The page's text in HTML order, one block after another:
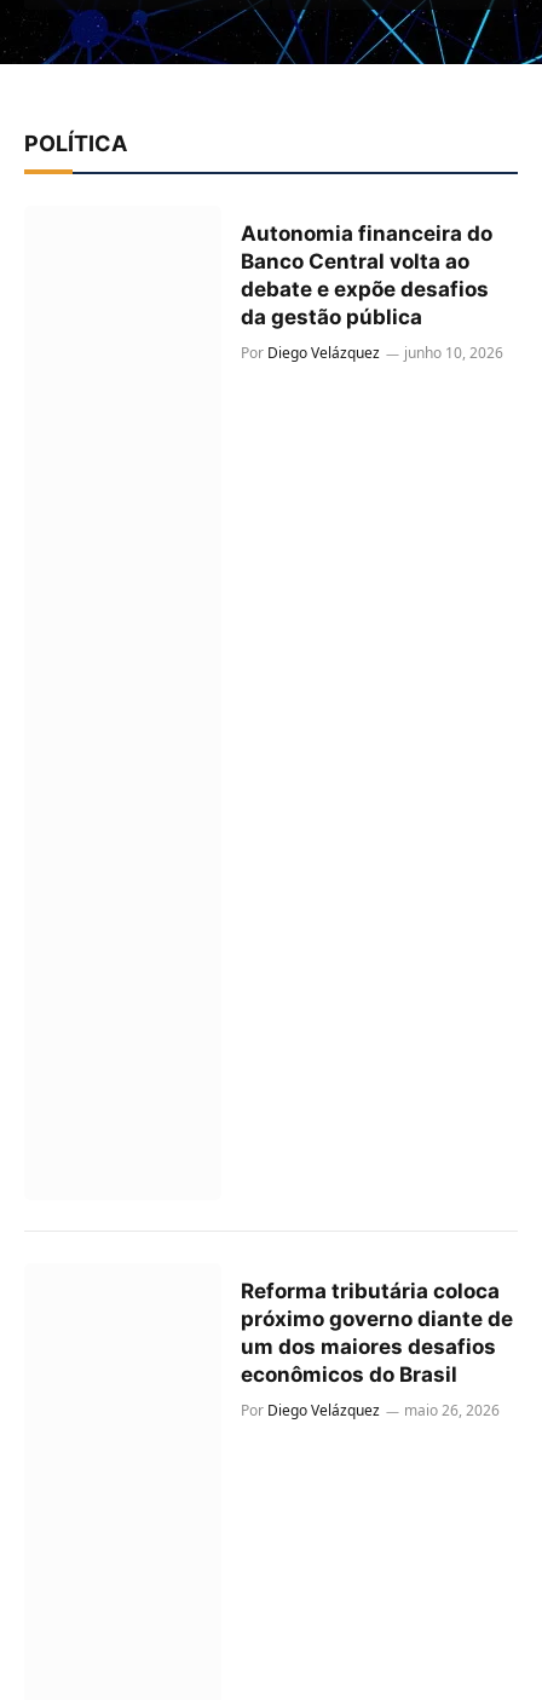
POLÍTICA
Autonomia financeira do
Banco Central volta ao
debate e expõe desafios
da gestão pública
Por Diego Velázquez junho 10, 2026
Reforma tributária coloca
próximo governo diante de
um dos maiores desafios
econômicos do Brasil
Por Diego Velázquez maio 26, 2026